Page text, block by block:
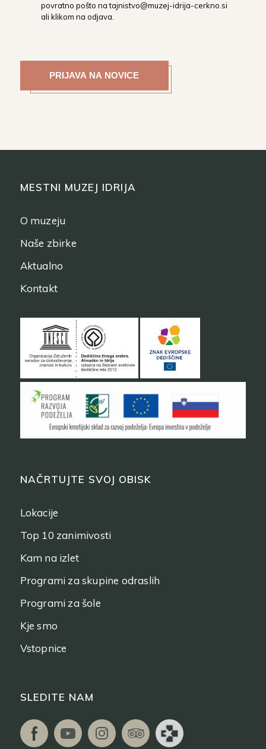
povratno pošto natajnistvo@muzej-idrija-cerkno.si
ali klikom na odjava.
MESTNI MUZEJ IDRIJA
O muzeju
Naše zbirke
Aktualno
Kontakt
NAČRTUJTE SVOJ OBISK
Lokacije
Top 10 zanimivosti
Kam na izlet
Programi za skupine odraslih
Programi za šole
Kje smo
Vstopnice
SLEDITE NAM